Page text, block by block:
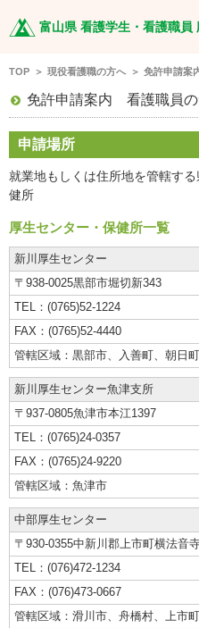
富山県 看護学生・看護職員
TOP 現役看護職の方へ 免許申請案
免許申請案内 看護職員の
申請場所
就業地もしくは住所地を管轄す
健所
厚生センター・保健所一覧
新川厚生センター
〒938-0025黒部市堀切新343
(0765)52-1224
(0765)52-4440
黒部市、入善町、 朝日町
新川厚生センター魚津支所
〒937-0805魚津市本江1397
(0765)24-0357
(0765)24-9220
魚津市
中部厚生センター
〒930-0355中新川郡上市町横法音
(076)472-1234
(076)473-0667
滑川市、舟橋村、 上市